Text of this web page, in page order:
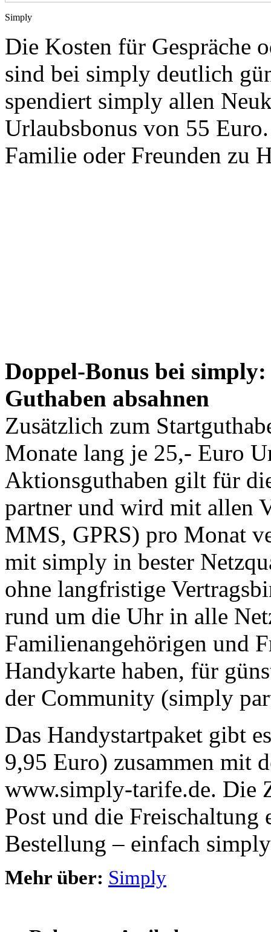
Simply
Die Kosten für Gespräche
sind bei simply deutlich
spendiert simply allen
Urlaubsbonus von 55
Familie oder Freunden zu
Doppel-Bonus bei
Guthaben absahnen
Zusätzlich zum
Monate lang je 25,- Euro
Aktionsguthaben gilt für
partner und wird mit allen
MMS, GPRS) pro Monat
mit simply in bester
ohne langfristige
rund um die Uhr in alle
Familienangehörigen und
Handykarte haben, für
der Community (simply
Das Handystartpaket gibt
9,95 Euro) zusammen mit
www.simply-tarife.de. Die
Post und die
Bestellung – einfach
Mehr über: Simply